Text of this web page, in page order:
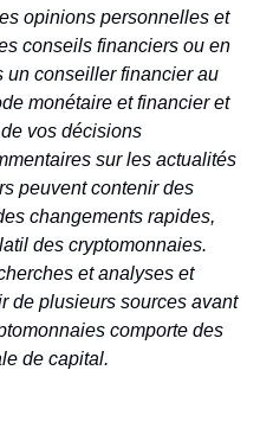
opinions personnelles et
conseils financiers ou en
un conseiller financier au
monétaire et financier et
vos décisions
sur les actualités
peuvent contenir des
changements rapides,
des cryptomonnaies.
et analyses et
de plusieurs sources avant
comporte des
de capital.